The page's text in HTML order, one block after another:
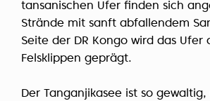
tansanischen Ufer finden sich
Strände mit sanft abfallendem
Seite der DR Kongo wird das Ufer
Felsklippen geprägt.
Der Tanganjikasee ist so gewaltig,